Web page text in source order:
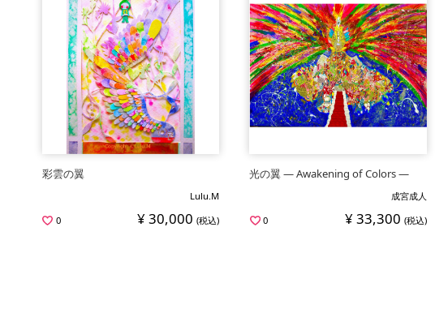
彩雲の翼
Lulu.M
0
¥ 30,000(税込)
光の翼 ― Awakening of Colors ―
成宮成人
0
¥ 33,300 (税込)